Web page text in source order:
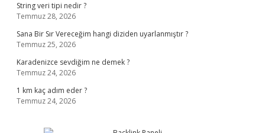
String veri tipi nedir ?
Temmuz 28, 2026
Sana Bir Sır Vereceğim hangi diziden uyarlanmıştır ?
Temmuz 25, 2026
Karadenizce sevdiğim ne demek ?
Temmuz 24, 2026
1 km kaç adım eder ?
Temmuz 24, 2026